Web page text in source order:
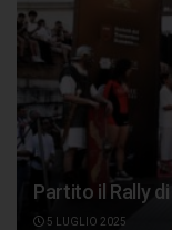
Partito il Rally
5 LUGLIO 2025